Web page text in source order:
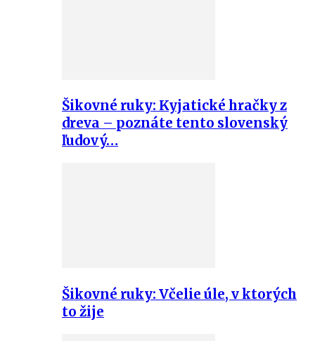
Šikovné ruky: Kyjatické hračky z
dreva – poznáte tento slovenský
ľudový…
Šikovné ruky: Včelie úle, v ktorých
to žije